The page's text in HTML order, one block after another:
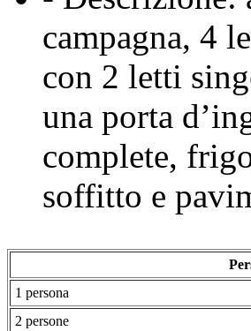
campagna, 4
con 2 letti
una porta
complete,
soffitto e
1 persona
2 persone